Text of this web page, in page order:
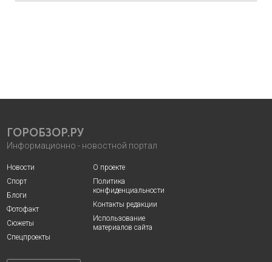
ГОРОБЗОР.РУ
Информационно - новостной портал
Новости
Спорт
Блоги
Фотофакт
Сюжеты
Спецпроекты
О проекте
Политика
конфиденциальности
Контакты редакции
Использование
материалов сайта